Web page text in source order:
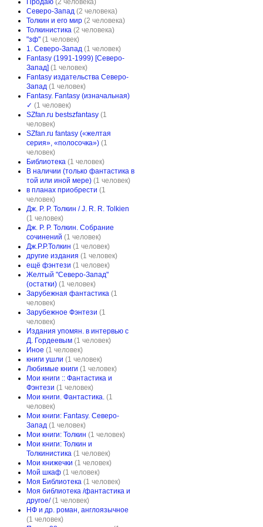
Продаю (2 человека)
Северо-Запад (2 человека)
Толкин и его мир (2 человека)
Толкинистика (2 человека)
"зф" (1 человек)
1. Северо-Запад (1 человек)
Fantasy (1991-1999) [Северо-
Запад] (1 человек)
Fantasy издательства Северо-
Запад (1 человек)
Fantasy. Fantasy (изначальная)
✓ (1 человек)
SZfan.ru bestszfantasy (1
человек)
SZfan.ru fantasy («желтая
серия», «полосочка») (1
человек)
Библиотека (1 человек)
В наличии (только фантастика в
той или иной мере) (1 человек)
в планах приобрести (1
человек)
Дж. Р. Р. Толкин / J. R. R. Tolkien
(1 человек)
Дж. Р. Р. Толкин. Собрание
сочинений (1 человек)
Дж.Р.Р.Толкин (1 человек)
другие издания (1 человек)
ещё фэнтези (1 человек)
Желтый "Северо-Запад"
(остатки) (1 человек)
Зарубежная фантастика (1
человек)
Зарубежное Фэнтези (1
человек)
Издания упомян. в интервью с
Д. Гордеевым (1 человек)
Иное (1 человек)
книги ушли (1 человек)
Любимые книги (1 человек)
Мои книги :: Фантастика и
Фэнтези (1 человек)
Мои книги. Фантастика. (1
человек)
Мои книги: Fantasy. Северо-
Запад (1 человек)
Мои книги: Толкин (1 человек)
Мои книги: Толкин и
Толкинистика (1 человек)
Мои книжечки (1 человек)
Мой шкаф (1 человек)
Моя Библиотека (1 человек)
Моя библиотека /фантастика и
другое/ (1 человек)
НФ и др. роман, англоязычное
(1 человек)